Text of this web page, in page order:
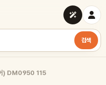
검색
) DM0950 115